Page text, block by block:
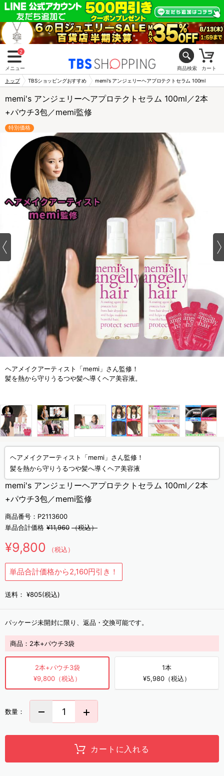
2
メニュー 商品検索 カート
トップ TBSショッピングおすすめ memi's アンジェリーヘアプロテクトセラム 100ml
memi's アンジェリーヘアプロテクトセラム 100ml／2本
+パウチ3包／memi監修
特別価格
ヘアメイクアーティスト「memi」さん監修！
髪を熱から守りうるつや髪へ導くヘア美容液。
ヘアメイクアーティスト「memi」さん監修！
髪を熱から守りうるつや髪へ導くヘア美容液
memi's アンジェリーヘアプロテクトセラム 100ml／2本
+パウチ3包／memi監修
商品番号：P2113600
単品合計価格 ¥11,960 （税込）
¥9,800 （税込）
単品合計価格から2,160円引き！
送料： ¥805(税込)
パッケージ未開封に限り、返品・交換可能です。
商品： 2本+パウチ3袋
2本+パウチ3袋
¥9,800（税込）
1本
¥5,980（税込）
数量：
カートに入れる